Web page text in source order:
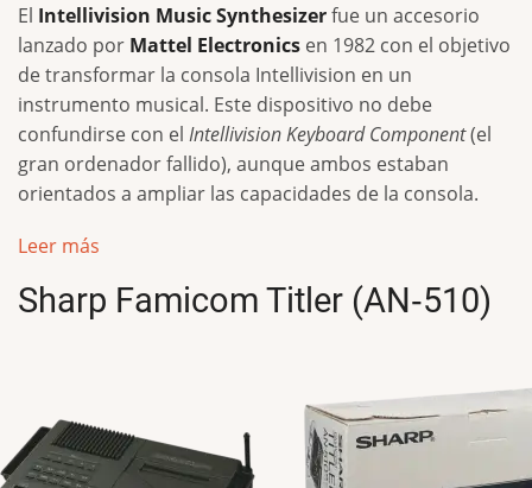
El Intellivision Music Synthesizerfue un accesorio
lanzado por Mattel Electronics en 1982 con el objetivo
de transformar la consola Intellivision en un
instrumento musical. Este dispositivo no debe
confundirse con el Intellivision Keyboard Component(el
gran ordenador fallido), aunque ambos estaban
orientados a ampliar las capacidades de la consola.
Leer más
Sharp Famicom Titler (AN‑510)